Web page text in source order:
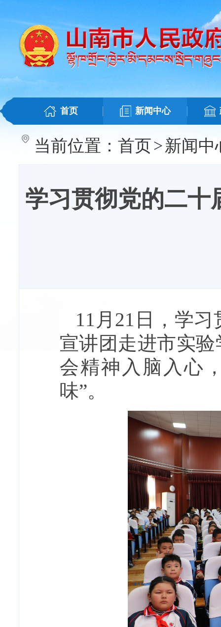
首页 新闻中心
当前位置： 首页>新闻中
学习贯彻党的二十
11月21日，学
宣讲团走进市实
会精神入脑入心
味”。